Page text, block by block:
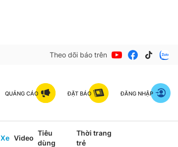
Theo dõi báo trên
QUẢNG CÁO ĐẶT BÁO ĐĂNG NHẬP
Xe Video
Tiêu
dùng
Thời trang
trẻ